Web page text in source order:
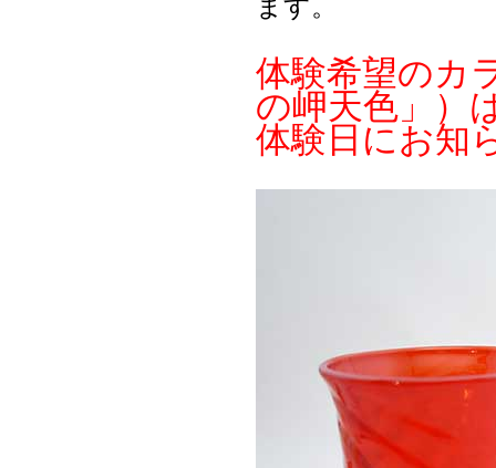
ます。
体験希望のカ
の岬天色」）
体験日にお知